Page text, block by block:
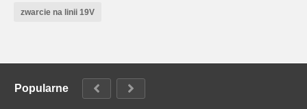
zwarcie na linii 19V
Popularne